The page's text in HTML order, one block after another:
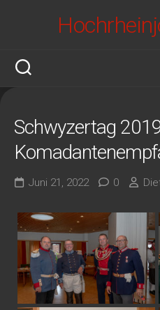
Schwyzertag
Juni 21, 2022 0